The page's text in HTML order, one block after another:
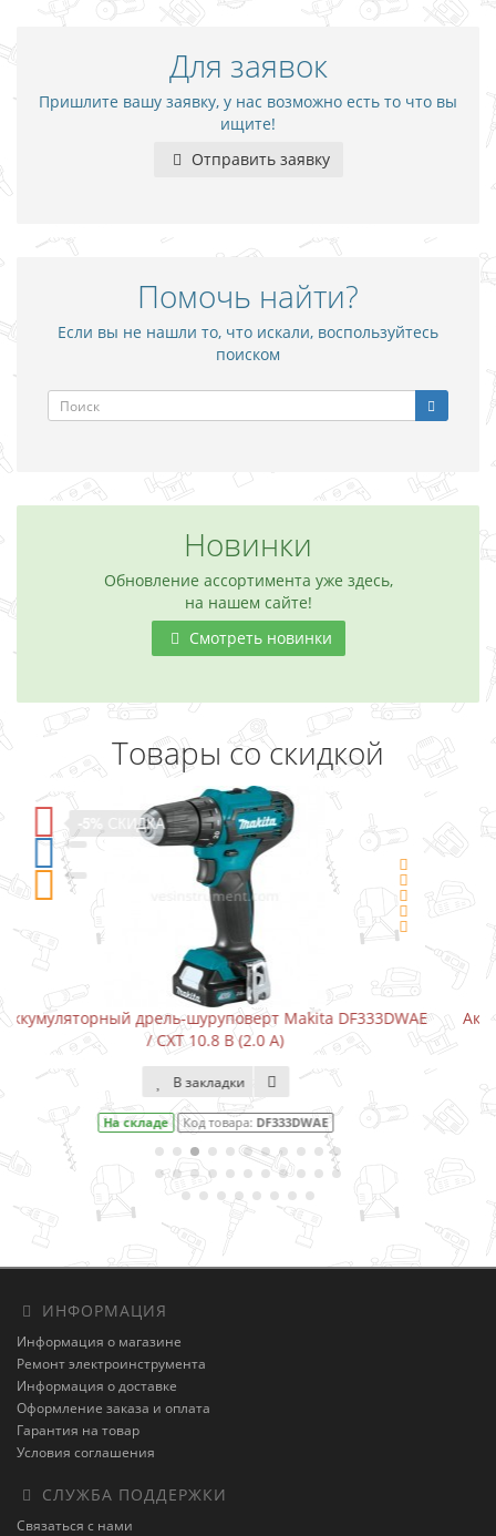
Для заявок
Пришлите вашу заявку, у нас возможно есть то что вы
ищите!
Отправить заявку
Помочь найти?
Если вы не нашли то, что искали, воспользуйтесь
поиском
Новинки
Обновление ассортимента уже здесь,
на нашем сайте!
Смотреть новинки
Товары со скидкой
-5%СКИДКА
Аккумуляторный шуруповерт-отвертка Makita
В закладки
На складе Код товара: DF001DW
ИНФОРМАЦИЯ
Информация о магазине
Ремонт электроинструмента
Информация о доставке
Оформление заказа и оплата
Гарантия на товар
Условия соглашения
СЛУЖБА ПОДДЕРЖКИ
Связаться с нами